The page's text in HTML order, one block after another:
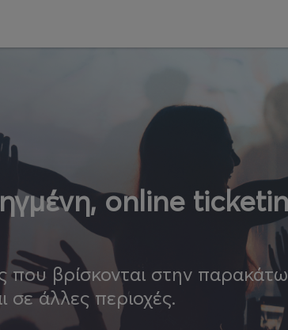
online
που βρίσκονται στην παρακάτω
σε άλλες περιοχές.